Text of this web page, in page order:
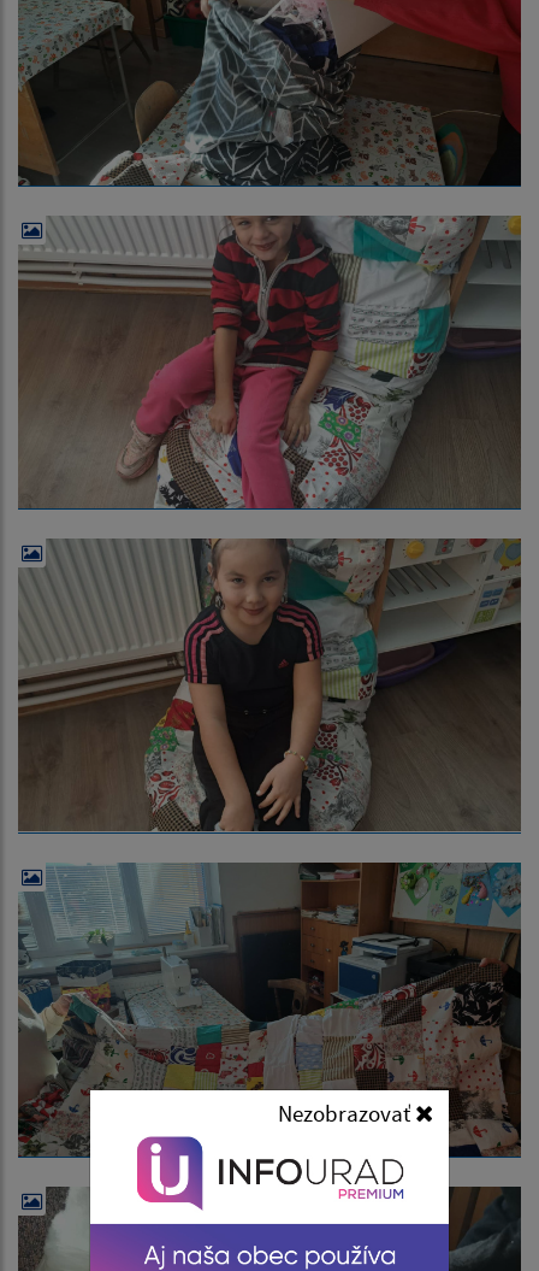
Nezobrazovať